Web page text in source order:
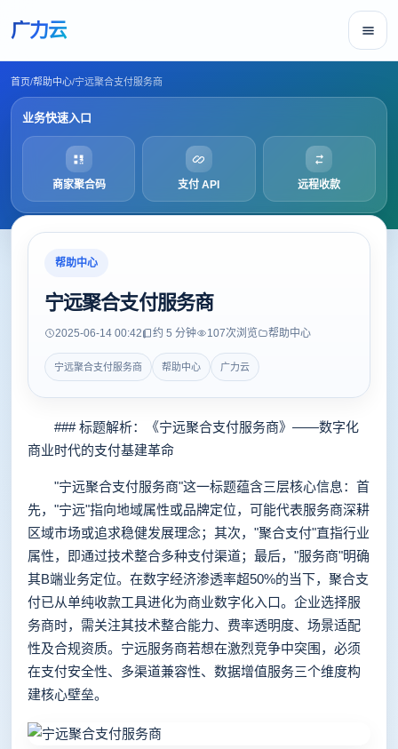
广力云
首页/帮助中心/宁远聚合支付服务商
业务快速入口
商家聚合码 支付 API 远程收款
帮助中心
宁远聚合支付服务商
2025-06-14 00:42 约 5 分钟 107次浏览 帮助中心
宁远聚合支付服务商 帮助中心 广力云
### 标题解析：《宁远聚合支付服务商》——数字化
商业时代的支付基建革命
"宁远聚合支付服务商"这一标题蕴含三层核心信息：首
先，"宁远"指向地域属性或品牌定位，可能代表服务商深耕
区域市场或追求稳健发展理念；其次，"聚合支付"直指行业
属性，即通过技术整合多种支付渠道；最后，"服务商"明确
其B端业务定位。在数字经济渗透率超50%的当下，聚合支
付已从单纯收款工具进化为商业数字化入口。企业选择服
务商时，需关注其技术整合能力、费率透明度、场景适配
性及合规资质。宁远服务商若想在激烈竞争中突围，必须
在支付安全性、多渠道兼容性、数据增值服务三个维度构
建核心壁垒。